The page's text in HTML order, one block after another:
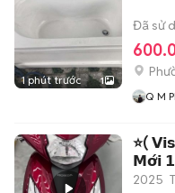
1 phút trước 1
Đã sử
Q M
⭐️(
𝗠𝗼̛́𝗶
2025